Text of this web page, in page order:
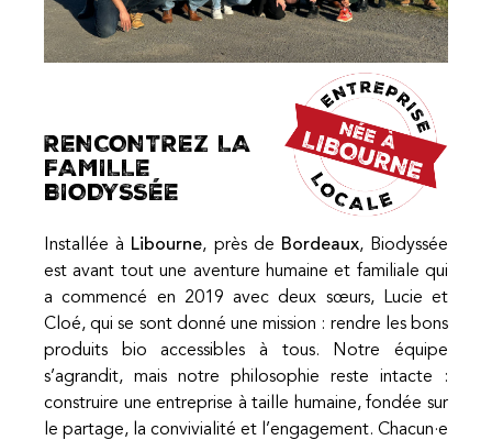
RENCONTREZ LA
FAMILLE
BIODYSSÉE
Installée à Libourne, près de Bordeaux, Biodyssée
est avant tout une aventure humaine et familiale qui
a commencé en 2019 avec deux sœurs, Lucie et
Cloé, qui se sont donné une mission : rendre les bons
produits bio accessibles à tous. Notre équipe
s’agrandit, mais notre philosophie reste intacte :
construire une entreprise à taille humaine, fondée sur
le partage, la convivialité et l’engagement. Chacun·e